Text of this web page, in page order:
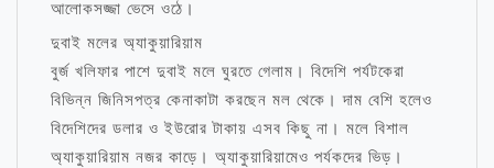
আলোকসজ্জা ভেসে ওঠে।
দুবাই মলের অ্যাকুয়ারিয়াম
বুর্জ খলিফার পাশে দুবাই মলে ঘুরতে গেলাম। বিদেশি পর্যটকেরা
বিভিন্ন জিনিসপত্র কেনাকাটা করছেন মল থেকে। দাম বেশি হলেও
বিদেশিদের ডলার ও ইউরোর টাকায় এসব কিছু না। মলে বিশাল
অ্যাকুয়ারিয়াম নজর কাড়ে। অ্যাকুয়ারিয়ামেও পর্যকদের ভিড়।